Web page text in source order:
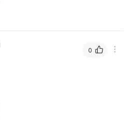
0